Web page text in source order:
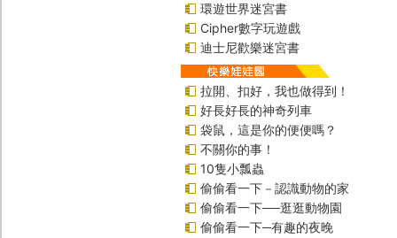
環遊世界迷宮書
Cipher數字玩遊戲
迪士尼歡樂迷宮書
拉開、扣好，我也做得到！
好長好長的神奇列車
袋鼠，這是你的便便嗎？
不關你的事！
10隻小瓢蟲
偷偷看一下－認識動物的家
偷偷看一下──逛逛動物園
偷偷看一下─有趣的夜晚